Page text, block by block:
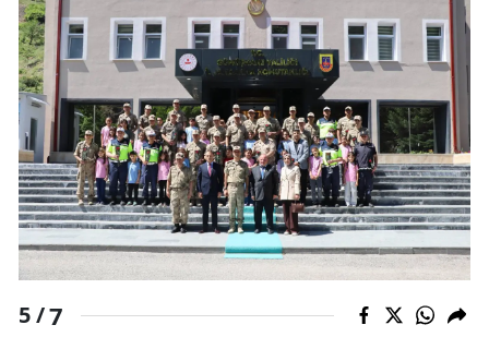
5 /7